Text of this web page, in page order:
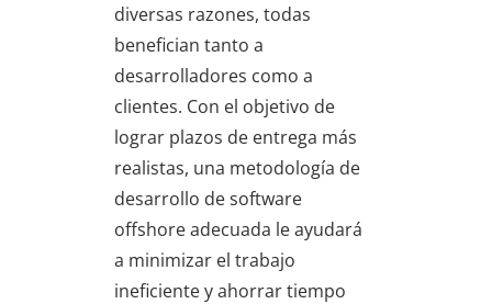
diversas razones, todas
benefician tanto a
desarrolladores como a
clientes. Con el objetivo de
lograr plazos de entrega más
realistas, una metodología de
desarrollo de software
offshore adecuada le ayudará
a minimizar el trabajo
ineficiente y ahorrar tiempo